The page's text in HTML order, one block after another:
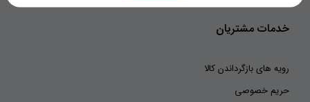
خدمات مشتریان
رویه های بازگرداندن کالا
حریم خصوصی